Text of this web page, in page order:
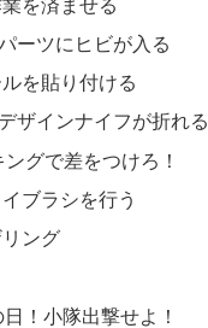
を済ませる
ーツにヒビが入る
を貼り付ける
ザインナイフが折れる
グで差をつけろ！
ブラシを行う
ング
！小隊出撃せよ！